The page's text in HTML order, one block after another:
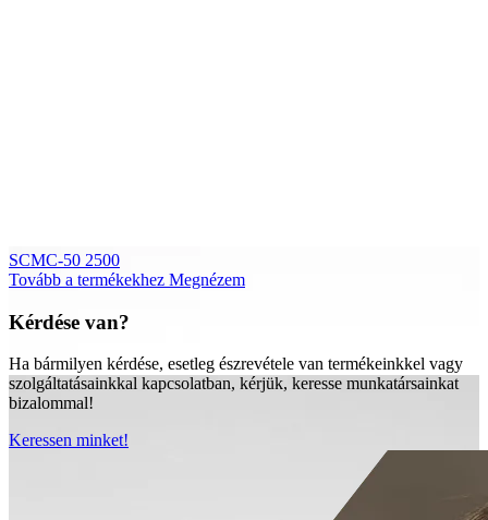
SCMC-50 2500
Tovább a termékekhez Megnézem
Kérdése van?
Ha bármilyen kérdése, esetleg észrevétele van termékeinkkel vagy
szolgáltatásainkkal kapcsolatban, kérjük, keresse munkatársainkat
bizalommal!
Keressen minket!